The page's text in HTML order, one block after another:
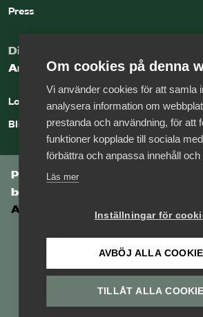
Press
Digital kunskapsbank för
Arbetsgivarguiden
Logga in
Bli medlem
Prenumerera på Tågföretagens
branschnyhetsbrev
Aktuell info direkt i din inkorg.
Anmäl dig här
Om cookies på denna
Vi använder cookies för att samla
analysera information om
prestanda och användning, för att
funktioner kopplade till sociala
förbättra och anpassa innehåll och
Läs mer
Inställningar för
AVBÖJ ALLA
TILLÅT ALLA